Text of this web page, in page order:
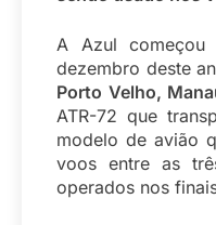
A Azul
dezembro deste
Porto Velho,
ATR-72 que
modelo de avião
voos entre as
operados nos